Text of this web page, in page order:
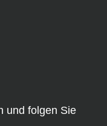
und folgen Sie